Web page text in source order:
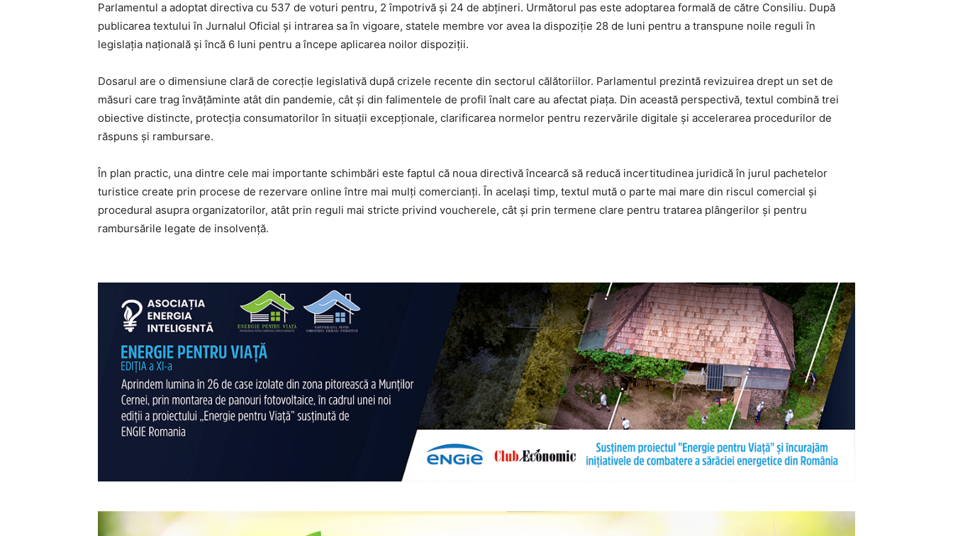
Parlamentul a adoptat directiva cu 537 de voturi pentru, 2 împotrivă și 24 de abțineri. Următorul pas este adoptarea formală de către Consiliu. După
publicarea textului în Jurnalul Oficial și intrarea sa în vigoare, statele membre vor avea la dispoziție 28 de luni pentru a transpune noile reguli în
legislația națională și încă 6 luni pentru a începe aplicarea noilor dispoziții.
Dosarul are o dimensiune clară de corecție legislativă după crizele recente din sectorul călătoriilor. Parlamentul prezintă revizuirea drept un set de
măsuri care trag învățăminte atât din pandemie, cât și din falimentele de profil înalt care au afectat piața. Din această perspectivă, textul combină trei
obiective distincte, protecția consumatorilor în situații excepționale, clarificarea normelor pentru rezervările digitale și accelerarea procedurilor de
răspuns și rambursare.
În plan practic, una dintre cele mai importante schimbări este faptul că noua directivă încearcă să reducă incertitudinea juridică în jurul pachetelor
turistice create prin procese de rezervare online între mai mulți comercianți. În același timp, textul mută o parte mai mare din riscul comercial și
procedural asupra organizatorilor, atât prin reguli mai stricte privind voucherele, cât și prin termene clare pentru tratarea plângerilor și pentru
rambursările legate de insolvență.